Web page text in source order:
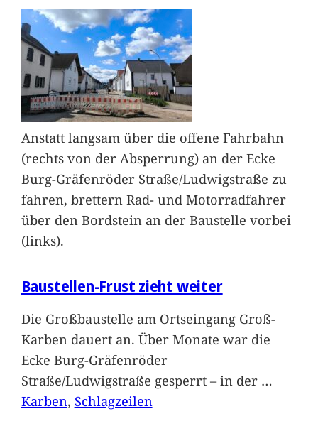
Anstatt langsam über die offene Fahrbahn
(rechts von der Absperrung) an der Ecke
Burg-Gräfenröder Straße/Ludwigstraße zu
fahren, brettern Rad- und Motorradfahrer
über den Bordstein an der Baustelle vorbei
(links).
Baustellen-Frust zieht weiter
Die Großbaustelle am Ortseingang Groß-
Karben dauert an. Über Monate war die
Ecke Burg-Gräfenröder
Straße/Ludwigstraße gesperrt – in der …
Karben, Schlagzeilen